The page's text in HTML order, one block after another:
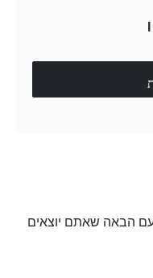
הבאה שאתם יוצאים